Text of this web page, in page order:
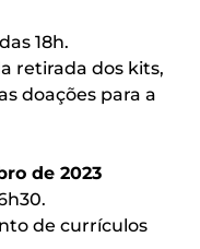
18h.
retirada dos kits,
doações para a
de 2023
de currículos